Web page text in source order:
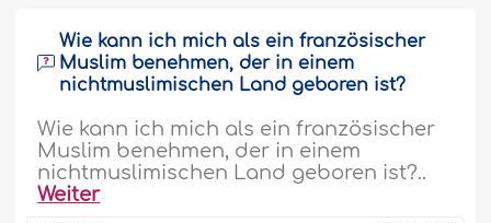
Wie kann ich mich als ein französischer
Muslim benehmen, der in einem
nichtmuslimischen Land geboren ist?
Wie kann ich mich als ein französischer
Muslim benehmen, der in einem
nichtmuslimischen Land geboren ist?..
Weiter